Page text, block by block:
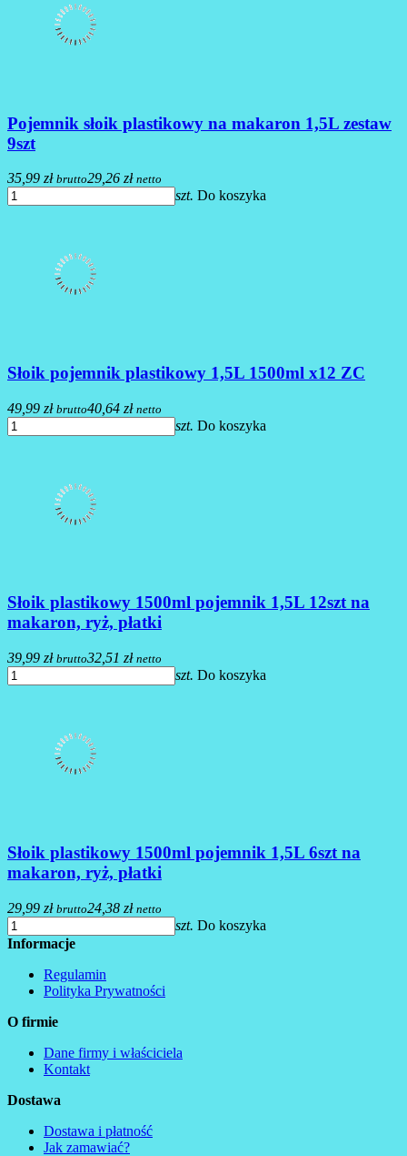
Pojemnik słoik plastikowy na makaron 1,5L zestaw
9szt
35,99 zł brutto29,26 zł netto
szt. Do koszyka
Słoik pojemnik plastikowy 1,5L 1500ml x12 ZC
49,99 zł brutto40,64 zł netto
szt. Do koszyka
Słoik plastikowy 1500ml pojemnik 1,5L 12szt na
makaron, ryż, płatki
39,99 zł brutto32,51 zł netto
szt. Do koszyka
Słoik plastikowy 1500ml pojemnik 1,5L 6szt na
makaron, ryż, płatki
29,99 zł brutto24,38 zł netto
szt. Do koszyka
Informacje
Regulamin
Polityka Prywatności
O firmie
Dane firmy i właściciela
Kontakt
Dostawa
Dostawa i płatność
Jak zamawiać?